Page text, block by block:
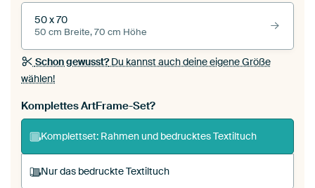
50 x 70
50 cm Breite, 70 cm Höhe
Schon gewusst?Du kannst auch deine eigene Größe
wählen!
Komplettes ArtFrame-Set?
Komplettset: Rahmen und bedrucktes Textiltuch
Nur das bedruckte Textiltuch